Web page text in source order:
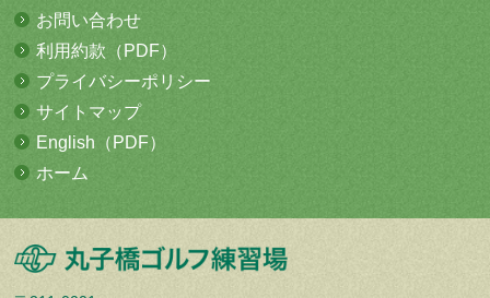
お問い合わせ
利用約款（PDF）
プライバシーポリシー
サイトマップ
English（PDF）
ホーム